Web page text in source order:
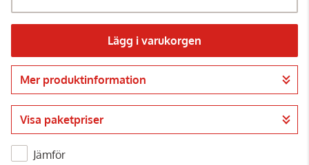
Lägg i varukorgen
Gå till kassan
Mer produktinformation
Visa paketpriser
Jämför